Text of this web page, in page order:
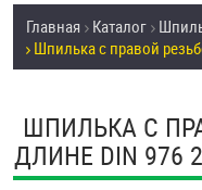
УСЛУГИ
СКИДКИ
ОПТ
ПОКУПАТЕЛЯМ
Товары со
Анкеры
Главная Каталог
Шпилька с правой
ШПИЛЬКА С
ДЛИНЕ DIN 976